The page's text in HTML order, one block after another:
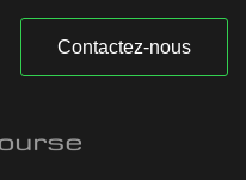
Contactez-nous